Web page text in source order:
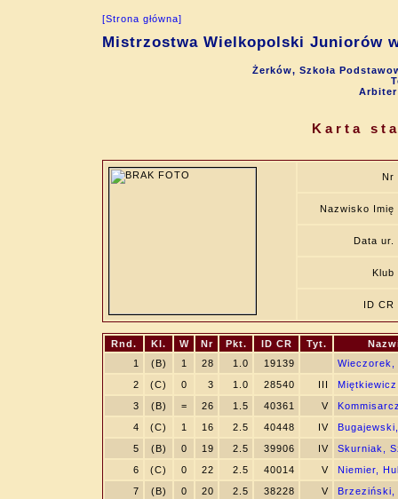
[Strona główna]
Mistrzostwa Wielkopolski Juniorów
Żerków, Szkoła
Karta
Nr
Nazwisko Imię
Data ur.
Klub
ID CR
Rnd. Kl. W Nr Pkt. ID CR Tyt.
1
(B) 1 28 1.0 19139
Wieczorek,
2
(C) 0 3 1.0 28540 III
3
(B) = 26 1.5 40361 V
4
(C) 1 16 2.5 40448 IV
5
(B) 0 19 2.5 39906 IV
Skurniak,
6
(C) 0 22 2.5 40014 V
Niemier,
7
(B) 0 20 2.5 38228 V
Brzeziński,